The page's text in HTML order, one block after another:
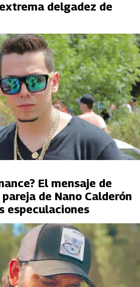
delgadez de
El mensaje de
de Nano Calderón
especulaciones